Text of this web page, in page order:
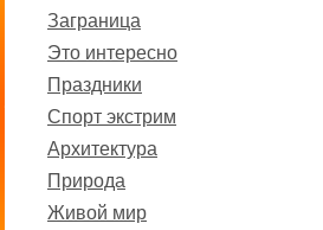
Заграница
Это интересно
Праздники
Спорт экстрим
Архитектура
Природа
Живой мир